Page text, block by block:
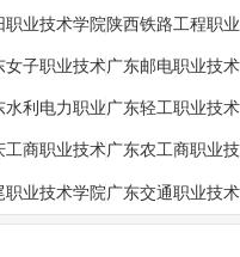
学院
职业技术学院 陕西铁路工程职业
技术学院
女子职业技术
学院
广东邮电职业技术
学院
水利电力职业
技术学院
广东轻工职业技术
学院
工商职业技术
学院
广东农工商职业技
术学院
职业技术学院 广东交通职业技术